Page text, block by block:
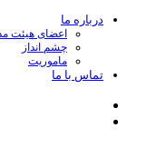
پرش
درباره ما
اعضای هیئت
چشم انداز
ماموریت
تماس با ما